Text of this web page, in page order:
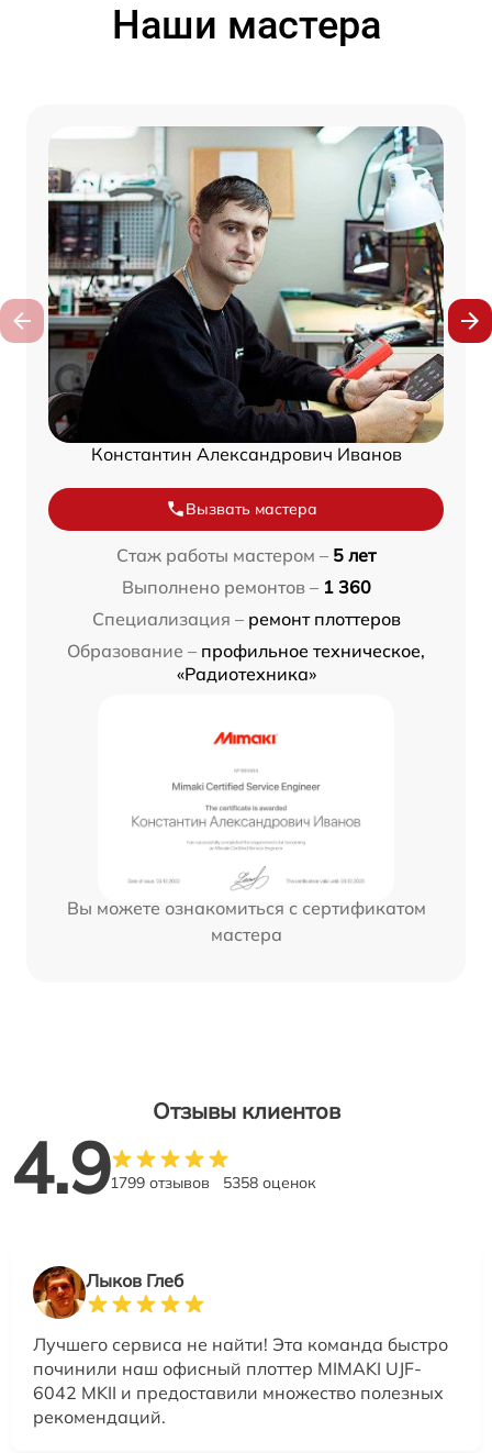
Наши мастера
Константин Александрович Иванов
Вызвать мастера
Стаж работы мастером – 5 лет
Выполнено ремонтов – 1 360
Специализация – ремонт плоттеров
Образование – профильное техническое,
«Радиотехника»
Вы можете ознакомиться с сертификатом
мастера
Отзывы клиентов
4.91799 отзывов 5358 оценок
Лыков Глеб
Лучшего сервиса не найти! Эта команда быстро
починили наш офисный плоттер MIMAKI UJF-
6042 MKII и предоставили множество полезных
рекомендаций.